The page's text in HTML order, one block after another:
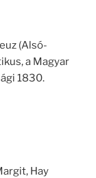
(Alsó-
a Magyar
1830.
Hay